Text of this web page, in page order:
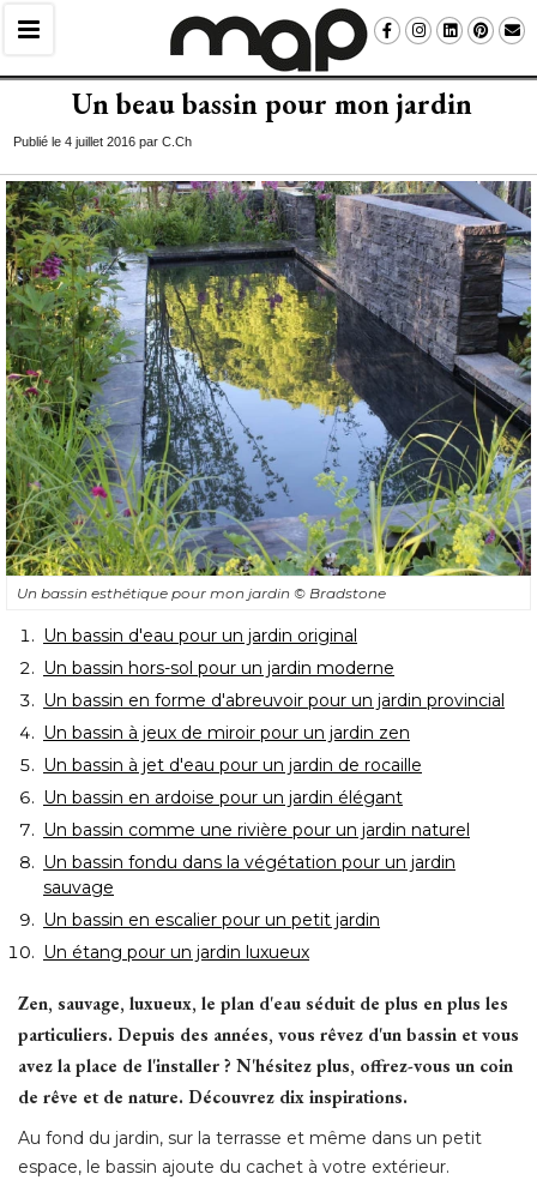
Un beau bassin pour mon jardin
Publié le 4 juillet 2016 par C.Ch
Un bassin esthétique pour mon jardin © Bradstone
Un bassin d'eau pour un jardin original
Un bassin hors-sol pour un jardin moderne
Un bassin en forme d'abreuvoir pour un jardin provincial
Un bassin à jeux de miroir pour un jardin zen
Un bassin à jet d'eau pour un jardin de rocaille
Un bassin en ardoise pour un jardin élégant
Un bassin comme une rivière pour un jardin naturel
Un bassin fondu dans la végétation pour un jardin
sauvage
Un bassin en escalier pour un petit jardin
Un étang pour un jardin luxueux
Zen, sauvage, luxueux, le plan d'eau séduit de plus en plus les
particuliers. Depuis des années, vous rêvez d'un bassin et vous
avez la place de l'installer ? N'hésitez plus, offrez-vous un coin
de rêve et de nature. Découvrez dix inspirations.
Au fond du jardin, sur la terrasse et même dans un petit
espace, le bassin ajoute du cachet à votre extérieur.